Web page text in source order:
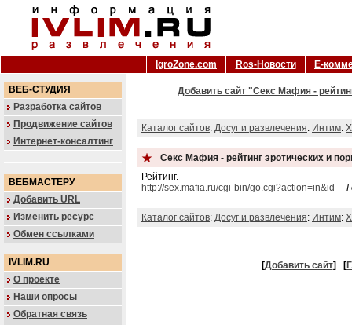
IgroZone.com Ros-Новости Е-
ВЕБ-СТУДИЯ
Разработка сайтов
Продвижение сайтов
Интернет-консалтинг
ВЕБМАСТЕРУ
Добавить URL
Изменить ресурс
Обмен ссылками
IVLIM.RU
О проекте
Наши опросы
Обратная связь
Добавить сайт "Секс Мафия -
Каталог сайтов: Досуг и развлечения: Интим:
Секс Мафия - рейтинг эротических и
Рейтинг.
http://sex.mafia.ru/cgi-bin/go.cgi?action=in&id
Каталог сайтов: Досуг и развлечения: Интим:
[Добавить сайт] [